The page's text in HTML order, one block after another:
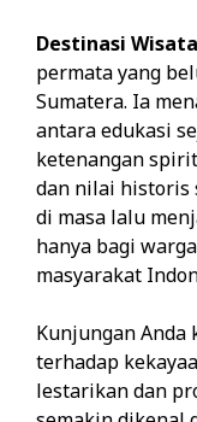
Destinasi
permata yang
Sumatera. Ia
antara edukasi
ketenangan
dan nilai historis
di masa lalu
hanya bagi
masyarakat
Kunjungan Anda
terhadap
lestarikan dan